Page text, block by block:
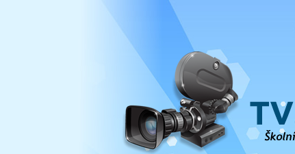
Školní televize ZŠ TGM